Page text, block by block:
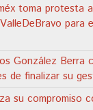
toma protesta
para
González Berra
de finalizar su
su compromiso